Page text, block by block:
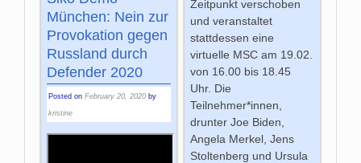
Zeitpunkt verschoben
und veranstaltet
stattdessen eine
virtuelle MSC am 19.02.
von 16.00 bis 18.45
Uhr. Die
Teilnehmer*innen,
drunter Joe Biden,
Angela Merkel, Jens
Stoltenberg und Ursula
München: Nein zur
Provokation gegen
Russland durch
Defender 2020
Posted onFebruary 20, 2020 by
kristine